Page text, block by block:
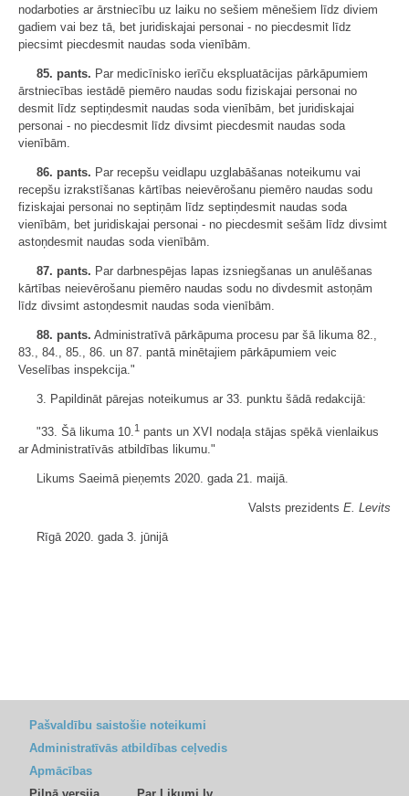
nodarboties ar ārstniecību uz laiku no sešiem mēnešiem līdz diviem
gadiem vai bez tā, bet juridiskajai personai - no piecdesmit līdz
piecsimt piecdesmit naudas soda vienībām.
85. pants. Par medicīnisko ierīču ekspluatācijas pārkāpumiem
ārstniecības iestādē piemēro naudas sodu fiziskajai personai no
desmit līdz septiņdesmit naudas soda vienībām, bet juridiskajai
personai - no piecdesmit līdz divsimt piecdesmit naudas soda
vienībām.
86. pants. Par recepšu veidlapu uzglabāšanas noteikumu vai
recepšu izrakstīšanas kārtības neievērošanu piemēro naudas sodu
fiziskajai personai no septiņām līdz septiņdesmit naudas soda
vienībām, bet juridiskajai personai - no piecdesmit sešām līdz divsimt
astoņdesmit naudas soda vienībām.
87. pants. Par darbnespējas lapas izsniegšanas un anulēšanas
kārtības neievērošanu piemēro naudas sodu no divdesmit astoņām
līdz divsimt astoņdesmit naudas soda vienībām.
88. pants. Administratīvā pārkāpuma procesu par šā likuma 82.,
83., 84., 85., 86. un 87. pantā minētajiem pārkāpumiem veic
Veselības inspekcija."
3. Papildināt pārejas noteikumus ar 33. punktu šādā redakcijā:
"33. Šā likuma 10. 1 pants un XVI nodaļa stājas spēkā vienlaikus
ar Administratīvās atbildības likumu."
Likums Saeimā pieņemts 2020. gada 21. maijā.
Valsts prezidents E. Levits
Rīgā 2020. gada 3. jūnijā
Pašvaldību saistošie noteikumi
Administratīvās atbildības ceļvedis
Apmācības